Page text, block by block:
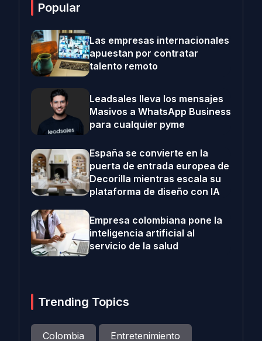
Popular
Las empresas internacionales
apuestan por contratar
talento remoto
Leadsales lleva los mensajes
Masivos a WhatsApp Business
para cualquier pyme
España se convierte en la
puerta de entrada europea de
Decorilla mientras escala su
plataforma de diseño con IA
Empresa colombiana pone la
inteligencia artificial al
servicio de la salud
Trending Topics
Colombia Entretenimiento